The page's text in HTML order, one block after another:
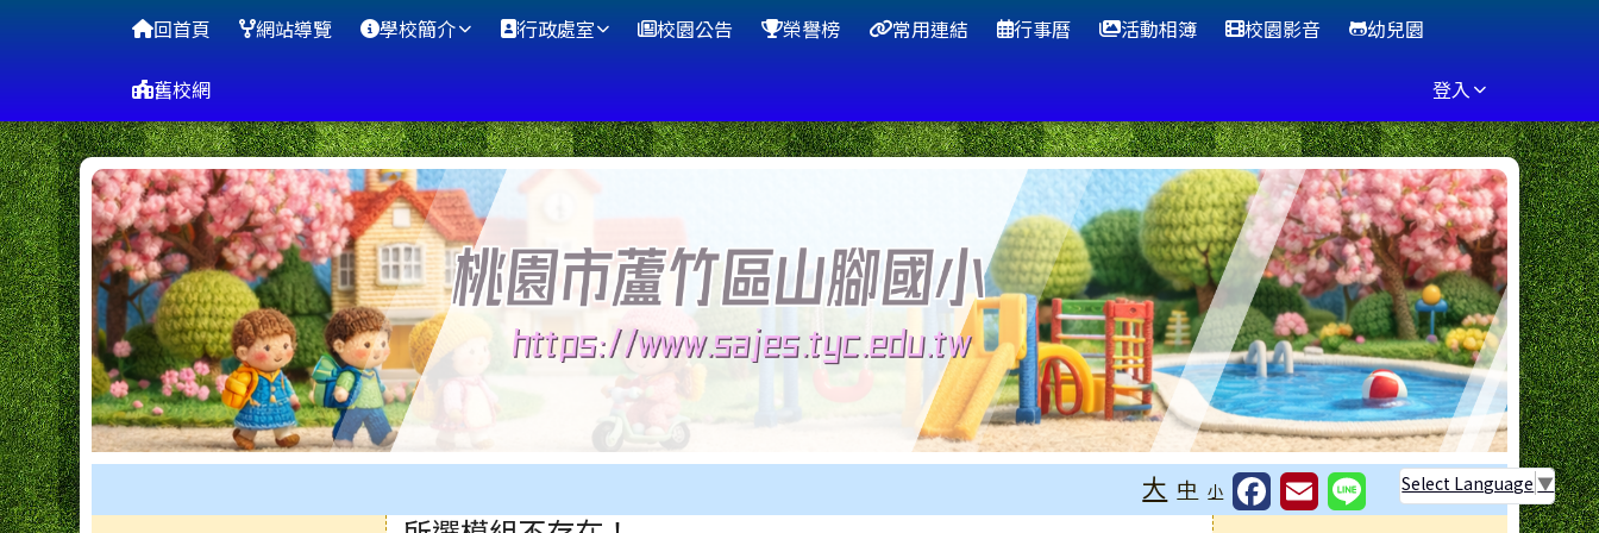
桃園市蘆竹區山腳國小
導覽列 回首頁 網站導覽 學校簡介 行政處室 校園公告 榮譽榜 常用連結 行事曆 活動相簿 校園影音 幼兒園
舊校網 登入
大 中 小 Select Language ▼